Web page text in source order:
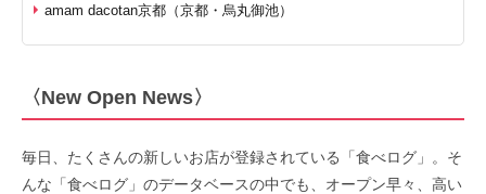
amam dacotan京都（京都・烏丸御池）
〈New Open News〉
毎日、たくさんの新しいお店が登録されている「食べログ」。そ
んな「食べログ」のデータベースの中でも、オープン早々、高い